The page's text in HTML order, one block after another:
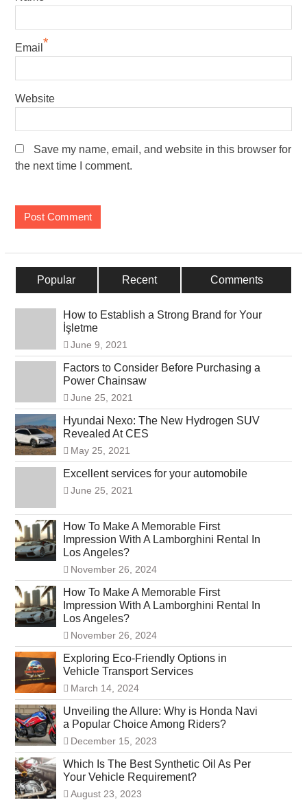
Email *
Website
Save my name, email, and website in this browser for
the next time I comment.
Popular Recent Comments
How to Establish a Strong Brand for Your
İşletme
June 9, 2021
Factors to Consider Before Purchasing a
Power Chainsaw
June 25, 2021
Hyundai Nexo: The New Hydrogen SUV
Revealed At CES
May 25, 2021
Excellent services for your automobile
June 25, 2021
How To Make A Memorable First
Impression With A Lamborghini Rental In
Los Angeles?
November 26, 2024
How To Make A Memorable First
Impression With A Lamborghini Rental In
Los Angeles?
November 26, 2024
Exploring Eco-Friendly Options in
Vehicle Transport Services
March 14, 2024
Unveiling the Allure: Why is Honda Navi
a Popular Choice Among Riders?
December 15, 2023
Which Is The Best Synthetic Oil As Per
Your Vehicle Requirement?
August 23, 2023